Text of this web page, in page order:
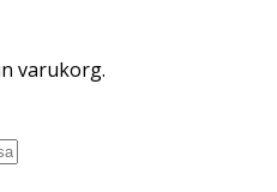
varukorg.